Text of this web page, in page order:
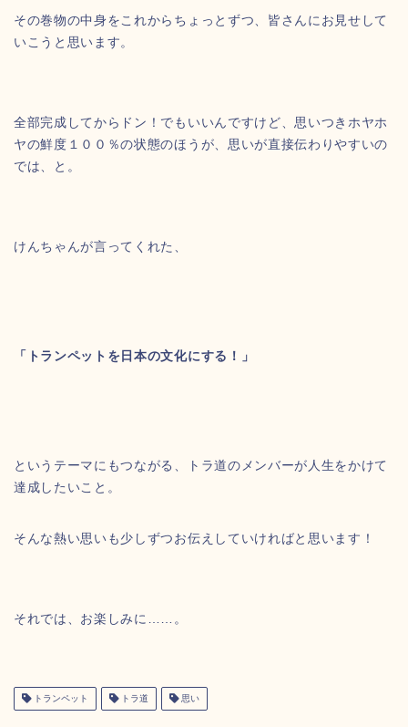
その巻物の中身をこれからちょっとずつ、皆さんにお見せして
いこうと思います。
全部完成してからドン！でもいいんですけど、思いつきホヤホ
ヤの鮮度１００％の状態のほうが、思いが直接伝わりやすいの
では、と。
けんちゃんが言ってくれた、
「トランペットを日本の文化にする！」
というテーマにもつながる、トラ道のメンバーが人生をかけて
達成したいこと。
そんな熱い思いも少しずつお伝えしていければと思います！
それでは、お楽しみに……。
トランペット トラ道 思い